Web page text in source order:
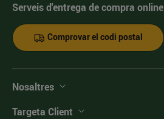
Serveis d'entrega de compra online
Comprovar el codi postal
Nosaltres
Targeta Client